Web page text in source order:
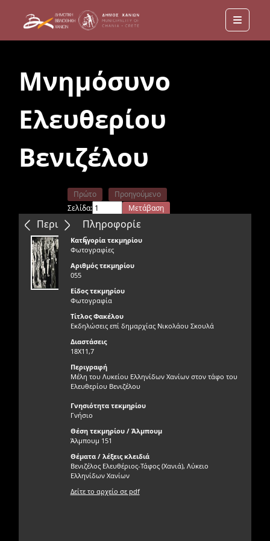
Menu
Μνημόσυνο
Ελευθερίου
Βενιζέλου
Περιεχόμενα
Πρώτο
Προηγούμενο
Σελίδα:
Μετάβαση
Επόμενο
Τελευταίο
Πληροφορίε
ς
Κατηγορία τεκμηρίου
Φωτογραφίες
Αριθμός τεκμηρίου
055
Είδος τεκμηρίου
Φωτογραφία
Τίτλος Φακέλου
Εκδηλώσεις επί δημαρχίας Νικολάου Σκουλά
Διαστάσεις
18X11,7
Περιγραφή
Μέλη του Λυκείου Ελληνίδων Χανίων στον τάφο του
Ελευθερίου Βενιζέλου
Γνησιότητα τεκμηρίου
Γνήσιο
Θέση τεκμηρίου / Άλμπουμ
Άλμπουμ 151
Θέματα / λέξεις κλειδιά
Βενιζέλος Ελευθέριος-Τάφος (Χανιά), Λύκειο
Ελληνίδων Χανίων
Δείτε το αρχείο σε pdf